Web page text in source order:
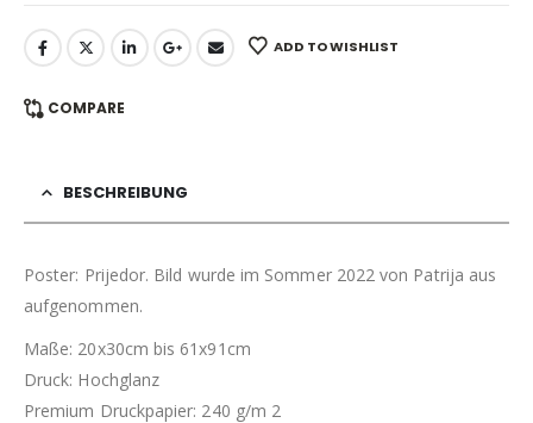
ADD TO WISHLIST
COMPARE
BESCHREIBUNG
Poster: Prijedor. Bild wurde im Sommer 2022 von Patrija aus
aufgenommen.
Maße: 20x30cm bis 61x91cm
Druck: Hochglanz
Premium Druckpapier: 240 g/m 2